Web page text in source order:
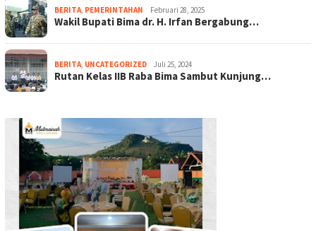
BERITA, PEMERINTAHAN Februari 28, 2025
Wakil Bupati Bima dr. H. Irfan Bergabung…
BERITA, UNCATEGORIZED Juli 25, 2024
Rutan Kelas IIB Raba Bima Sambut Kunjung…